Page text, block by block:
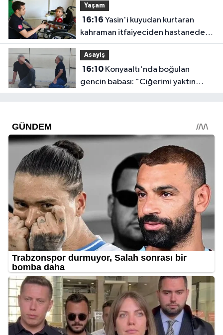
Yaşam
16:16
kahraman itfaiyeciden hastanede
ziyaret
Asayiş
16:10Konyaaltı'nda boğulan
gencin babası: "Ciğerimi yaktın
babam"